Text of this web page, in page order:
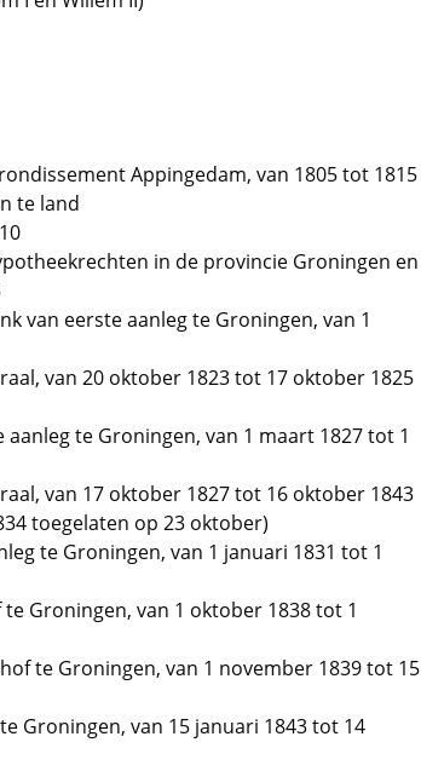
Appingedam, van 1805 tot 1815
te land
in de provincie Groningen en
van eerste aanleg te Groningen, van 1
van 20 oktober 1823 tot 17 oktober 1825
te Groningen, van 1 maart 1827 tot 1
van 17 oktober 1827 tot 16 oktober 1843
toegelaten op 23 oktober)
te Groningen, van 1 januari 1831 tot 1
Groningen, van 1 oktober 1838 tot 1
te Groningen, van 1 november 1839 tot 15
Groningen, van 15 januari 1843 tot 14